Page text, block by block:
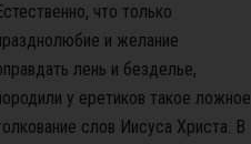
что только
и желание
лень и безделье,
у еретиков такое ложное
слов Иисуса Христа. В